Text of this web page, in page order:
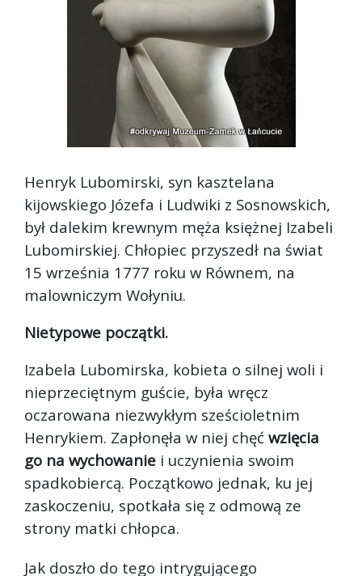
Henryk Lubomirski, syn kasztelana
kijowskiego Józefa i Ludwiki z Sosnowskich,
był dalekim krewnym męża księżnej Izabeli
Lubomirskiej. Chłopiec przyszedł na świat
15 września 1777 roku w Równem, na
malowniczym Wołyniu.
Nietypowe początki.
Izabela Lubomirska, kobieta o silnej woli i
nieprzeciętnym guście, była wręcz
oczarowana niezwykłym sześcioletnim
Henrykiem. Zapłonęła w niej chęć wzięcia
go na wychowanie i uczynienia swoim
spadkobiercą. Początkowo jednak, ku jej
zaskoczeniu, spotkała się z odmową ze
strony matki chłopca.
Jak doszło do tego intrygującego